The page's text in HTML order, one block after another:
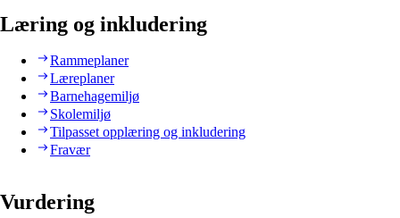
Læring og inkludering
Rammeplaner
Læreplaner
Barnehagemiljø
Skolemiljø
Tilpasset opplæring og inkludering
Fravær
Vurdering